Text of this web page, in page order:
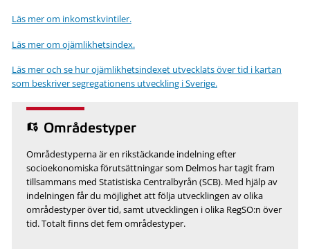
Läs mer om inkomstkvintiler.
Läs mer om ojämlikhetsindex.
Läs mer och se hur ojämlikhetsindexet utvecklats över tid i kartan
som beskriver segregationens utveckling i Sverige.
Områdestyper
Områdestyperna är en rikstäckande indelning efter
socioekonomiska förutsättningar som Delmos har tagit fram
tillsammans med Statistiska Centralbyrån (SCB). Med hjälp av
indelningen får du möjlighet att följa utvecklingen av olika
områdestyper över tid, samt utvecklingen i olika RegSO:n över
tid. Totalt finns det fem områdestyper.